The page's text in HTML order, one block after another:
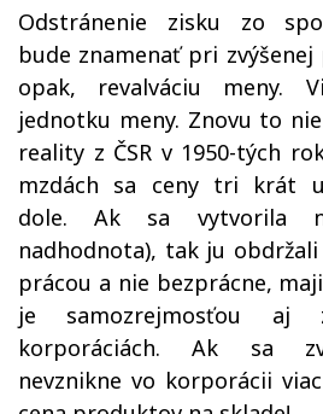
Odstránenie zisku zo
bude znamenať pri
opak, revalváciu meny.
jednotku meny. Znovu to
reality z ČSR v 1950-tých
mzdách sa ceny tri krát
dole. Ak sa vytvorila
nadhodnota), tak ju
prácou a nie bezprácne,
je samozrejmosťou
korporáciách. Ak sa
nevznikne vo korporácii